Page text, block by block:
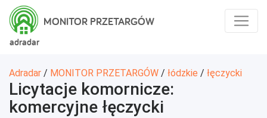
adradar
MONITOR PRZETARGÓW
Adradar / MONITOR PRZETARGÓW / łódzkie / łęczycki
Licytacje komornicze:
komercyjne łęczycki